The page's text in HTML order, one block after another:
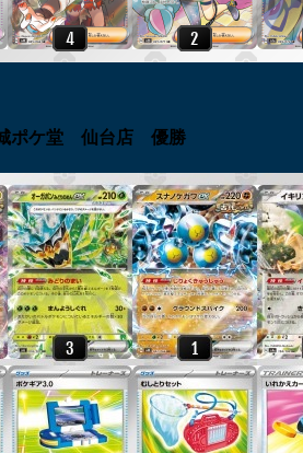
城ポケ堂 仙台店 優勝